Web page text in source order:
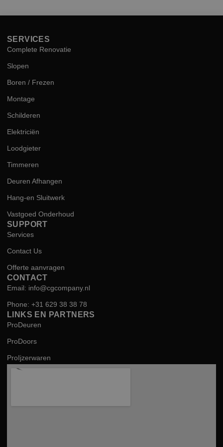
SERVICES
Complete Renovatie
Slopen
Boren / Frezen
Montage
Schilderen
Elektriciën
Loodgieter
Timmeren
Deuren Afhangen
Hang-en Sluitwerk
Vastgoed Onderhoud
SUPPORT
Services
Contact Us
Offerte aanvragen
CONTACT
Email: info@cgcompany.nl
Phone: +31 629 38 38 78
LINKS EN PARTNERS
ProDeuren
ProDoors
ProIjzerwaren